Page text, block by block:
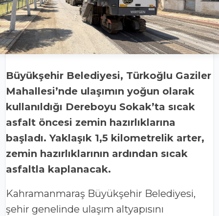
Büyükşehir Belediyesi, Türkoğlu Gaziler
Mahallesi’nde ulaşımın yoğun olarak
kullanıldığı Dereboyu Sokak’ta sıcak
asfalt öncesi zemin hazırlıklarına
başladı. Yaklaşık 1,5 kilometrelik arter,
zemin hazırlıklarının ardından sıcak
asfaltla kaplanacak.
Kahramanmaraş Büyükşehir Belediyesi,
şehir genelinde ulaşım altyapısını